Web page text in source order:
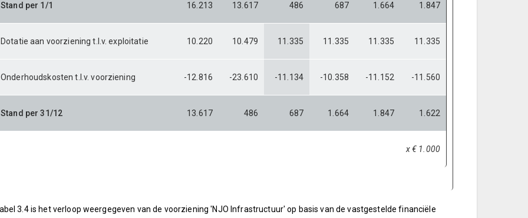
Stand per 1/1 16.213 13.617 486 687 1.664 1.847
Dotatie aan voorziening t.l.v. exploitatie 10.220 10.479 11.335 11.335 11.335 11.335
Onderhoudskosten t.l.v. voorziening -12.816 -23.610 -11.134 -10.358 -11.152 -11.560
Stand per 31/12 13.617 486 687 1.664 1.847 1.622
x € 1.000
3.4 is het verloop weergegeven van de voorziening 'NJO Infrastructuur' op basis van de vastgestelde financiële